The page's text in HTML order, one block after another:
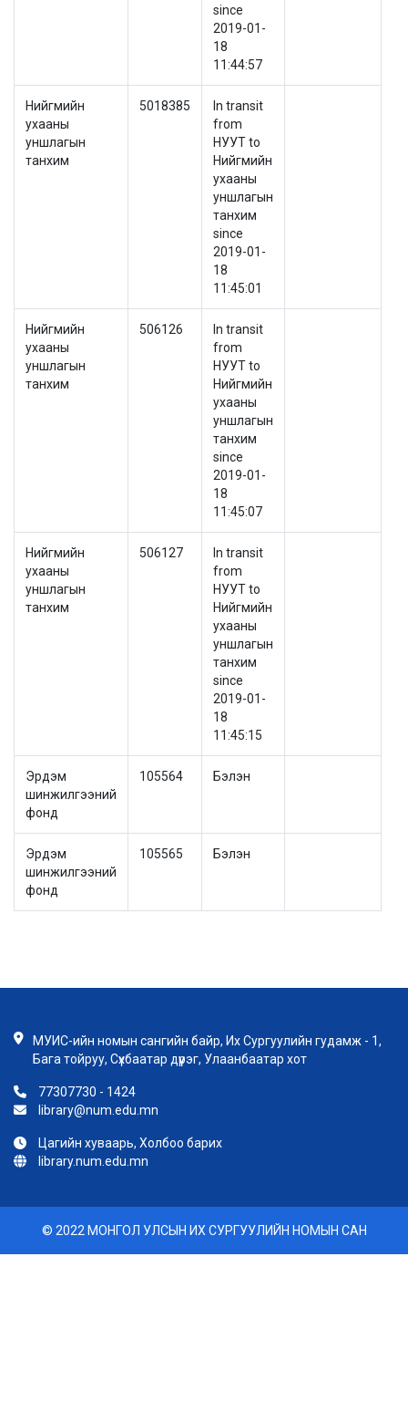
since
2019-01-
18
11:44:57
Нийгмийн
ухааны
уншлагын
танхим
5018385
In transit
from
НУУТ to
Нийгмийн
ухааны
уншлагын
танхим
since
2019-01-
18
11:45:01
Нийгмийн
ухааны
уншлагын
танхим
506126
In transit
from
НУУТ to
Нийгмийн
ухааны
уншлагын
танхим
since
2019-01-
18
11:45:07
Нийгмийн
ухааны
уншлагын
танхим
506127
In transit
from
НУУТ to
Нийгмийн
ухааны
уншлагын
танхим
since
2019-01-
18
11:45:15
Эрдэм
шинжилгээний
фонд
105564 Бэлэн
Эрдэм
шинжилгээний
фонд
105565 Бэлэн
МУИС-ийн номын сангийн байр, Их Сургуулийн гудамж - 1,
Бага тойруу, Сүхбаатар дүүрэг, Улаанбаатар хот
77307730 - 1424
library@num.edu.mn
Цагийн хуваарь, Холбоо барих
library.num.edu.mn
© 2022 МОНГОЛ УЛСЫН ИХ СУРГУУЛИЙН НОМЫН САН